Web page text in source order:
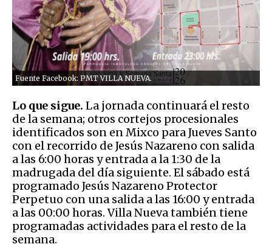
Fuente Facebook: PMT VILLA NUEVA.
Lo que sigue. La jornada continuará el resto
de la semana; otros cortejos procesionales
identificados son en Mixco para Jueves Santo
con el recorrido de Jesús Nazareno con salida
a las 6:00 horas y entrada a la 1:30 de la
madrugada del día siguiente. El sábado está
programado Jesús Nazareno Protector
Perpetuo con una salida a las 16:00 y entrada
a las 00:00 horas. Villa Nueva también tiene
programadas actividades para el resto de la
semana.